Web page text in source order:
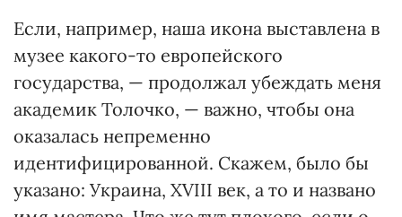
Если, например, наша икона выставлена в
музее какого-то европейского
государства, — продолжал убеждать меня
академик Толочко, — важно, чтобы она
оказалась непременно
идентифицированной. Скажем, было бы
указано: Украина, XVIII век, а то и названо